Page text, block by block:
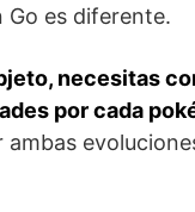
Go es diferente.
necesitas
por cada